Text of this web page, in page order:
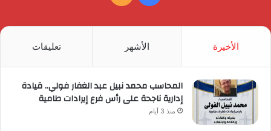
الأخيرة الأشهر تعليقات
المحاسب محمد نبيل عبد الغفار فولي.. قيادة
إدارية ناجحة على رأس فرع إيرادات طامية
منذ 3 أيام